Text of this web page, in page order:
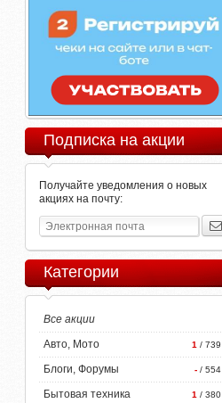
Подписка на акции
Получайте уведомления о новых
акциях на почту:
Категории
Все акции
1 / 739
Авто, Мото
- / 554
Блоги, Форумы
1 / 380
Бытовая техника